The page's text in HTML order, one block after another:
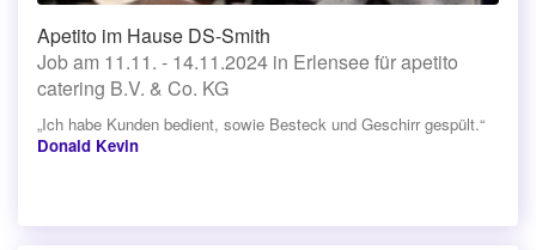
Apetito im Hause DS-Smith
Job am 11.11. - 14.11.2024 in Erlensee für apetito
catering B.V. & Co. KG
„Ich habe Kunden bedient, sowie Besteck und Geschirr gespült.“
Donald Kevin